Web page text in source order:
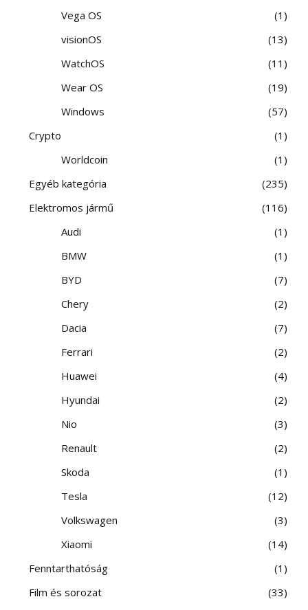
Vega OS
1
visionOS
13
WatchOS
11
Wear OS
19
Windows
57
Crypto
1
Worldcoin
1
Egyéb kategória
235
Elektromos jármű
116
Audi
1
BMW
1
BYD
7
Chery
2
Dacia
7
Ferrari
2
Huawei
4
Hyundai
2
Nio
3
Renault
2
Skoda
1
Tesla
12
Volkswagen
3
Xiaomi
14
Fenntarthatóság
1
Film és sorozat
33